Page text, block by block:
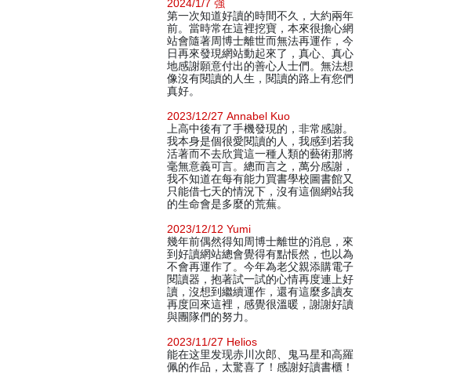
2024/1/7 強
第一次知道好讀的時間不久，大約兩年
前。當時常在這裡挖寶，本來很擔心網
站會隨著周博士離世而無法再運作，今
日再來發現網站動起來了，真心、真心
地感謝願意付出的善心人士們。無法想
像沒有閱讀的人生，閱讀的路上有您們
真好。
2023/12/27 Annabel Kuo
上高中後有了手機發現的，非常感謝。
我本身是個很愛閱讀的人，我感到若我
活著而不去欣賞這一種人類的藝術那將
毫無意義可言。總而言之，萬分感謝，
我不知道在每有能力買書學校圖書館又
只能借七天的情況下，沒有這個網站我
的生命會是多麼的荒蕪。
2023/12/12 Yumi
幾年前偶然得知周博士離世的消息，來
到好讀網站總會覺得有點悵然，也以為
不會再運作了。今年為老父親添購電子
閱讀器，抱著試一試的心情再度連上好
讀，沒想到繼續運作，還有這麼多讀友
再度回來這裡，感覺很溫暖，謝謝好讀
與團隊們的努力。
2023/11/27 Helios
能在这里发现赤川次郎、鬼马星和高羅
佩的作品，太驚喜了！感謝好讀書櫃！